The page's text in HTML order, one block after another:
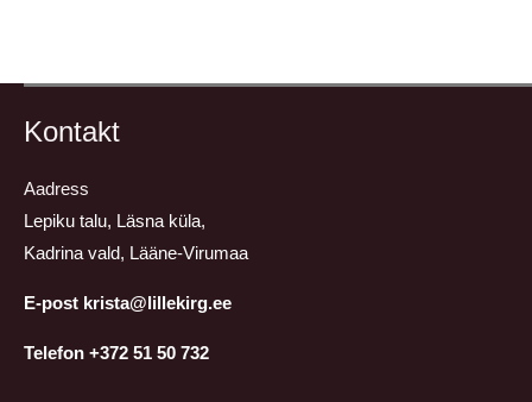
Kontakt
Aadress
Lepiku talu, Läsna küla,
Kadrina vald, Lääne-Virumaa
E-post krista@lillekirg.ee
Telefon +372 51 50 732